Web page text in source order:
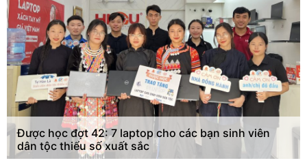
Được học đợt 42: 7 laptop cho các bạn sinh viên
dân tộc thiểu số xuất sắc